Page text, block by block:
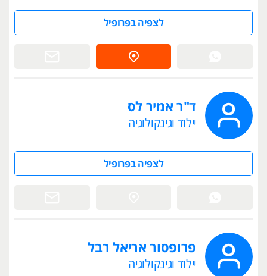
לצפיה בפרופיל
ד"ר אמיר לס
יילוד וגינקולוגיה
לצפיה בפרופיל
פרופסור אריאל רבל
יילוד וגינקולוגיה